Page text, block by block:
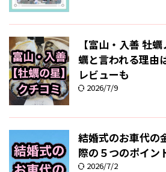
【富山・入善 牡
蠣と言われる理由
レビューも
2026/7/9
結婚式のお車代の
際の５つのポイン
2026/7/2